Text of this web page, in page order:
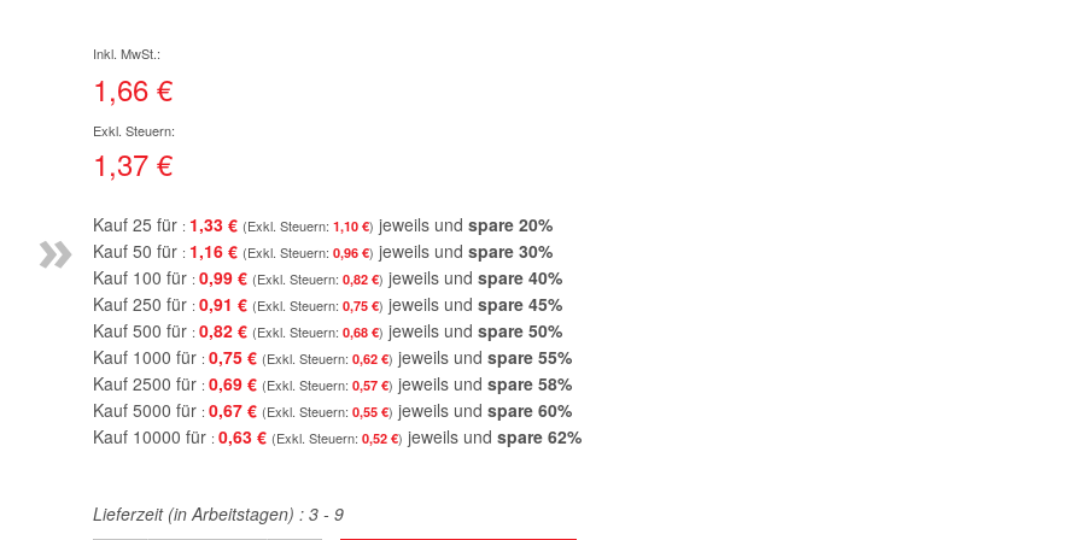
»
1,66 €
1,37 €
Kauf 25 für 1,33 € 1,10 € jeweils und spare 20%
Kauf 50 für 1,16 € 0,96 € jeweils und spare 30%
Kauf 100 für 0,99 € 0,82 € jeweils und spare 40%
Kauf 250 für 0,91 € 0,75 € jeweils und spare 45%
Kauf 500 für 0,82 € 0,68 € jeweils und spare 50%
Kauf 1000 für 0,75 € 0,62 € jeweils und spare 55%
Kauf 2500 für 0,69 € 0,57 € jeweils und spare 58%
Kauf 5000 für 0,67 € 0,55 € jeweils und spare 60%
Kauf 10000 für 0,63 € 0,52 € jeweils und spare 62%
Lieferzeit (in Arbeitstagen) : 3 - 9